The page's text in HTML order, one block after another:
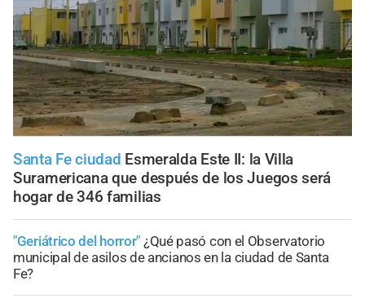
Santa Fe ciudad Esmeralda Este II: la Villa
Suramericana que después de los Juegos será
hogar de 346 familias
"Geriátrico del horror" ¿Qué pasó con el Observatorio
municipal de asilos de ancianos en la ciudad de Santa
Fe?